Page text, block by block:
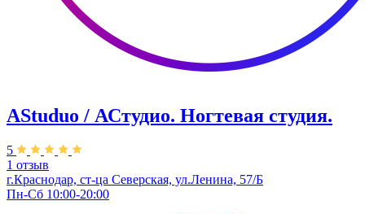
AStuduo / АСтудио. Ногтевая студия.
5
1 отзыв
г.Краснодар, ст-ца Северская, ул.Ленина, 57/Б
Пн-Сб 10:00-20:00